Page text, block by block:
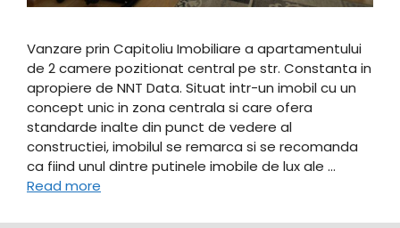
Vanzare prin Capitoliu Imobiliare a apartamentului
de 2 camere pozitionat central pe str. Constanta in
apropiere de NNT Data. Situat intr-un imobil cu un
concept unic in zona centrala si care ofera
standarde inalte din punct de vedere al
constructiei, imobilul se remarca si se recomanda
ca fiind unul dintre putinele imobile de lux ale …
Read more